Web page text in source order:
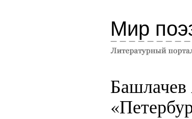
Мир
Башлачев